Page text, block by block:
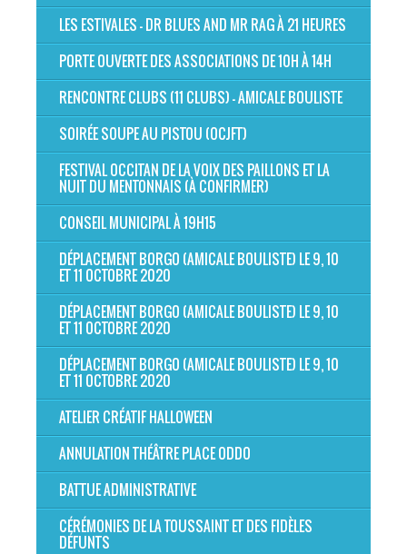
LES ESTIVALES - DR BLUES AND MR RAG À 21 HEURES
PORTE OUVERTE DES ASSOCIATIONS DE 10H À 14H
RENCONTRE CLUBS (11 CLUBS) - AMICALE BOULISTE
SOIRÉE SOUPE AU PISTOU (OCJFT)
FESTIVAL OCCITAN DE LA VOIX DES PAILLONS ET LA
NUIT DU MENTONNAIS (À CONFIRMER)
CONSEIL MUNICIPAL À 19H15
DÉPLACEMENT BORGO (AMICALE BOULISTE) LE 9, 10
ET 11 OCTOBRE 2020
DÉPLACEMENT BORGO (AMICALE BOULISTE) LE 9, 10
ET 11 OCTOBRE 2020
DÉPLACEMENT BORGO (AMICALE BOULISTE) LE 9, 10
ET 11 OCTOBRE 2020
ATELIER CRÉATIF HALLOWEEN
ANNULATION THÉÂTRE PLACE ODDO
BATTUE ADMINISTRATIVE
CÉRÉMONIES DE LA TOUSSAINT ET DES FIDÈLES
DÉFUNTS